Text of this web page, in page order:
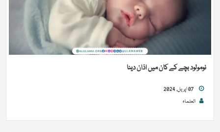
نومولود بچے کے کان میں اذان دینا
العلماء